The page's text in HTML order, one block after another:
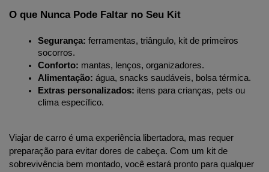
O que Nunca Pode Faltar no Seu Kit
Segurança: ferramentas, triângulo, kit de primeiros
socorros.
Conforto: mantas, lenços, organizadores.
Alimentação: água, snacks saudáveis, bolsa térmica.
Extras personalizados: itens para crianças, pets ou
clima específico.
Viajar de carro é uma experiência libertadora, mas requer
preparação para evitar dores de cabeça. Com um kit de
sobrevivência bem montado, você estará pronto para qualquer